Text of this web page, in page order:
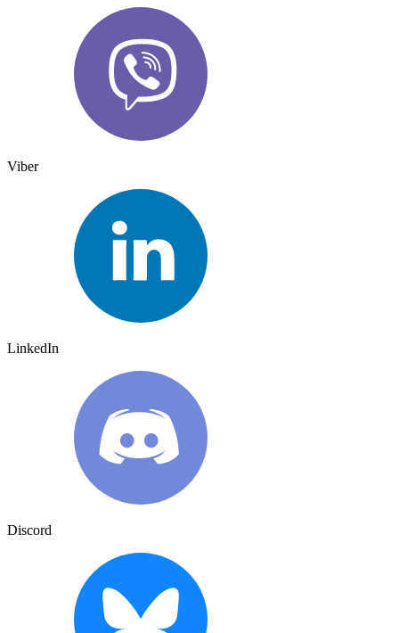
Viber
LinkedIn
Discord